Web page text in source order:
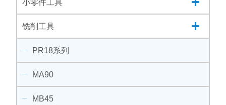
小零件工具
铣削工具
PR18系列
MA90
MB45